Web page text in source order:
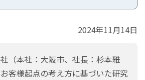
2024年11月14日
（本社：大阪市、社長：杉本雅
客様起点の考え方に基づいた研究